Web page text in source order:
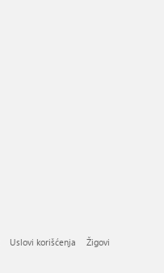
Uslovi korišćenja Žigovi